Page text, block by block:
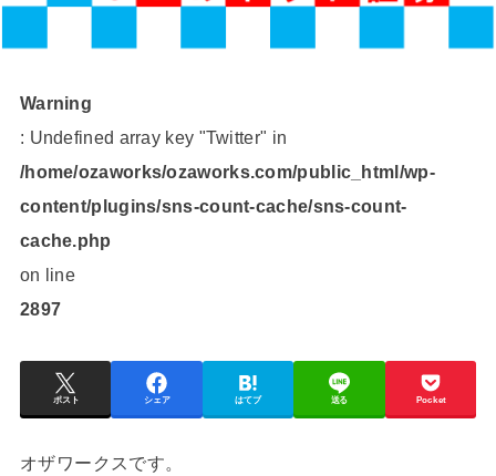
Warning
: Undefined array key "Twitter" in
/home/ozaworks/ozaworks.com/public_html/wp-
content/plugins/sns-count-cache/sns-count-
cache.php
on line
2897
ポスト シェア はてブ 送る Pocket
オザワークスです。